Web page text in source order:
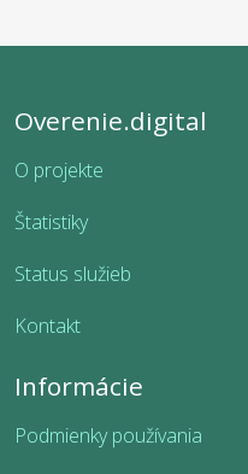
Overenie.digital
O projekte
Štatistiky
Status služieb
Kontakt
Informácie
Podmienky používania